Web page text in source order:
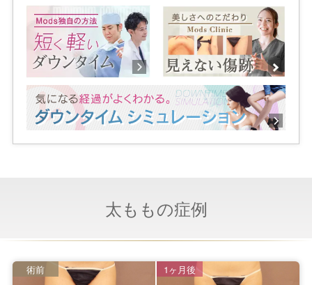
太ももの症例
術前 1ヶ月後